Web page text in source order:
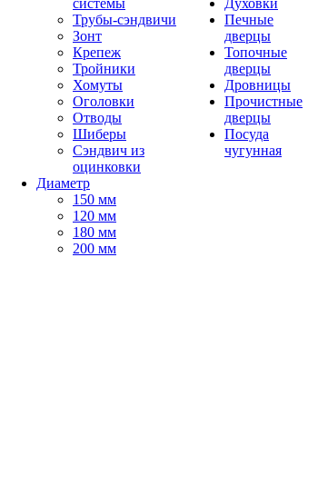
системы
Трубы-сэндвичи
Зонт
Крепеж
Тройники
Хомуты
Оголовки
Отводы
Шиберы
Сэндвич из
оцинковки
Диаметр
150 мм
120 мм
180 мм
200 мм
Духовки
Печные
дверцы
Топочные
дверцы
Дровницы
Прочистные
дверцы
Посуда
чугунная